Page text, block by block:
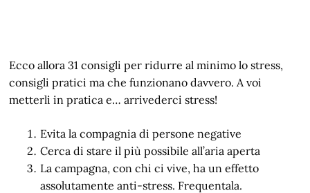
Ecco allora 31 consigli per ridurre al minimo lo stress,
consigli pratici ma che funzionano davvero. A voi
metterli in pratica e… arrivederci stress!
Evita la compagnia di persone negative
Cerca di stare il più possibile all’aria aperta
La campagna, con chi ci vive, ha un effetto
assolutamente anti-stress. Frequentala.